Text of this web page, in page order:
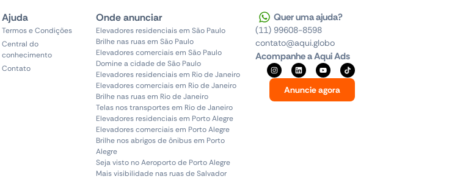
Ajuda
Termos e Condições
Central do
conhecimento
Contato
Onde anunciar
Elevadores residenciais em São Paulo
Brilhe nas ruas em São Paulo
Elevadores comerciais em São Paulo
Domine a cidade de São Paulo
Elevadores residenciais em Rio de Janeiro
Elevadores comerciais em Rio de Janeiro
Brilhe nas ruas em Rio de Janeiro
Telas nos transportes em Rio de Janeiro
Elevadores residenciais em Porto Alegre
Elevadores comerciais em Porto Alegre
Brilhe nos abrigos de ônibus em Porto
Alegre
Seja visto no Aeroporto de Porto Alegre
Mais visibilidade nas ruas de Salvador
Quer uma ajuda?
(11) 99608-8598
contato@aqui.globo
Acompanhe a Aqui Ads
Anuncie agora